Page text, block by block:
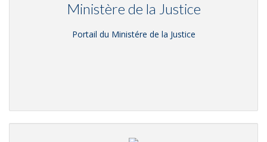
Ministère de la Justice
Portail du Ministére de la Justice